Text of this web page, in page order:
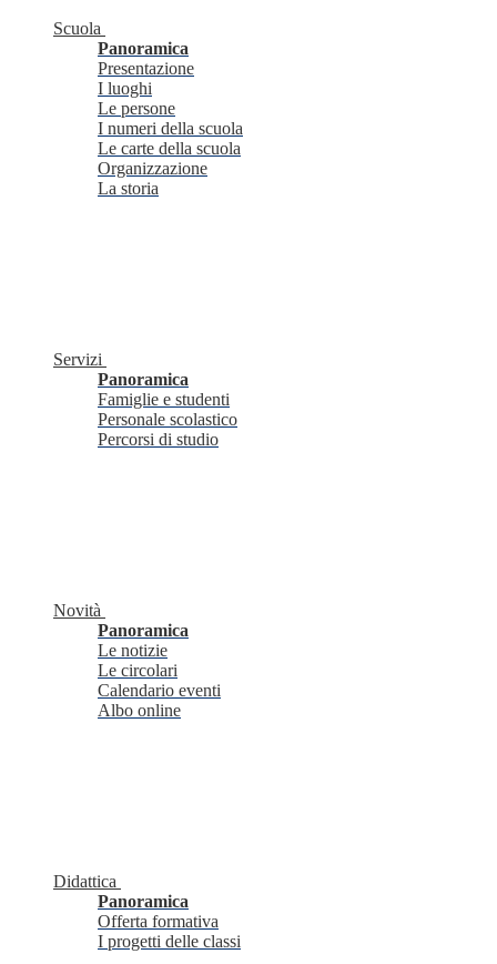
Scuola
Panoramica
Presentazione
I luoghi
Le persone
I numeri della scuola
Le carte della scuola
Organizzazione
La storia
Servizi
Panoramica
Famiglie e studenti
Personale scolastico
Percorsi di studio
Novità
Panoramica
Le notizie
Le circolari
Calendario eventi
Albo online
Didattica
Panoramica
Offerta formativa
I progetti delle classi